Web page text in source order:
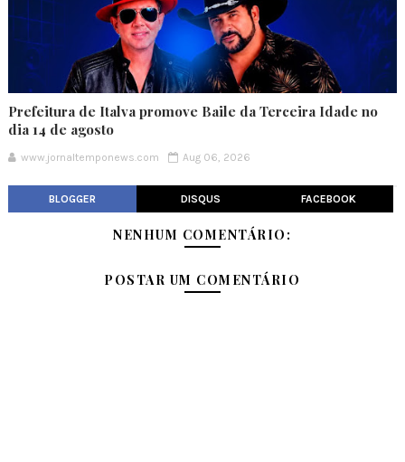
Prefeitura de Italva promove Baile da Terceira Idade no
dia 14 de agosto
www.jornaltemponews.com Aug 06, 2026
BLOGGER DISQUS FACEBOOK
NENHUM COMENTÁRIO:
POSTAR UM COMENTÁRIO